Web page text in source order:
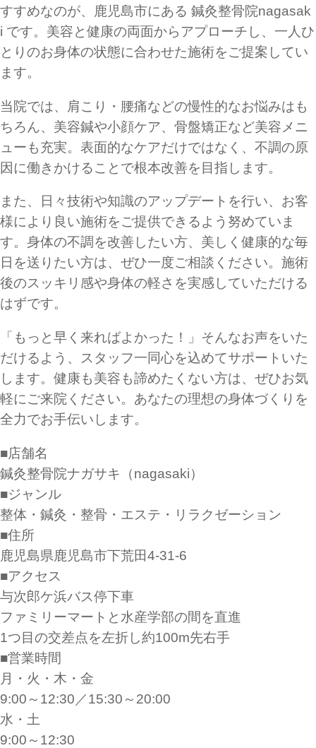
すすめなのが、鹿児島市にある 鍼灸整骨院nagasak
i です。美容と健康の両面からアプローチし、一人ひ
とりのお身体の状態に合わせた施術をご提案してい
ます。
当院では、肩こり・腰痛などの慢性的なお悩みはも
ちろん、美容鍼や小顔ケア、骨盤矯正など美容メニ
ューも充実。表面的なケアだけではなく、不調の原
因に働きかけることで根本改善を目指します。
また、日々技術や知識のアップデートを行い、お客
様により良い施術をご提供できるよう努めていま
す。身体の不調を改善したい方、美しく健康的な毎
日を送りたい方は、ぜひ一度ご相談ください。施術
後のスッキリ感や身体の軽さを実感していただける
はずです。
「もっと早く来ればよかった！」そんなお声をいた
だけるよう、スタッフ一同心を込めてサポートいた
します。健康も美容も諦めたくない方は、ぜひお気
軽にご来院ください。あなたの理想の身体づくりを
全力でお手伝いします。
■店舗名
鍼灸整骨院ナガサキ（nagasaki）
■ジャンル
整体・鍼灸・整骨・エステ・リラクゼーション
■住所
鹿児島県鹿児島市下荒田4-31-6
■アクセス
与次郎ケ浜バス停下車
ファミリーマートと水産学部の間を直進
1つ目の交差点を左折し約100m先右手
■営業時間
月・火・木・金
9:00～12:30／15:30～20:00
水・土
9:00～12:30